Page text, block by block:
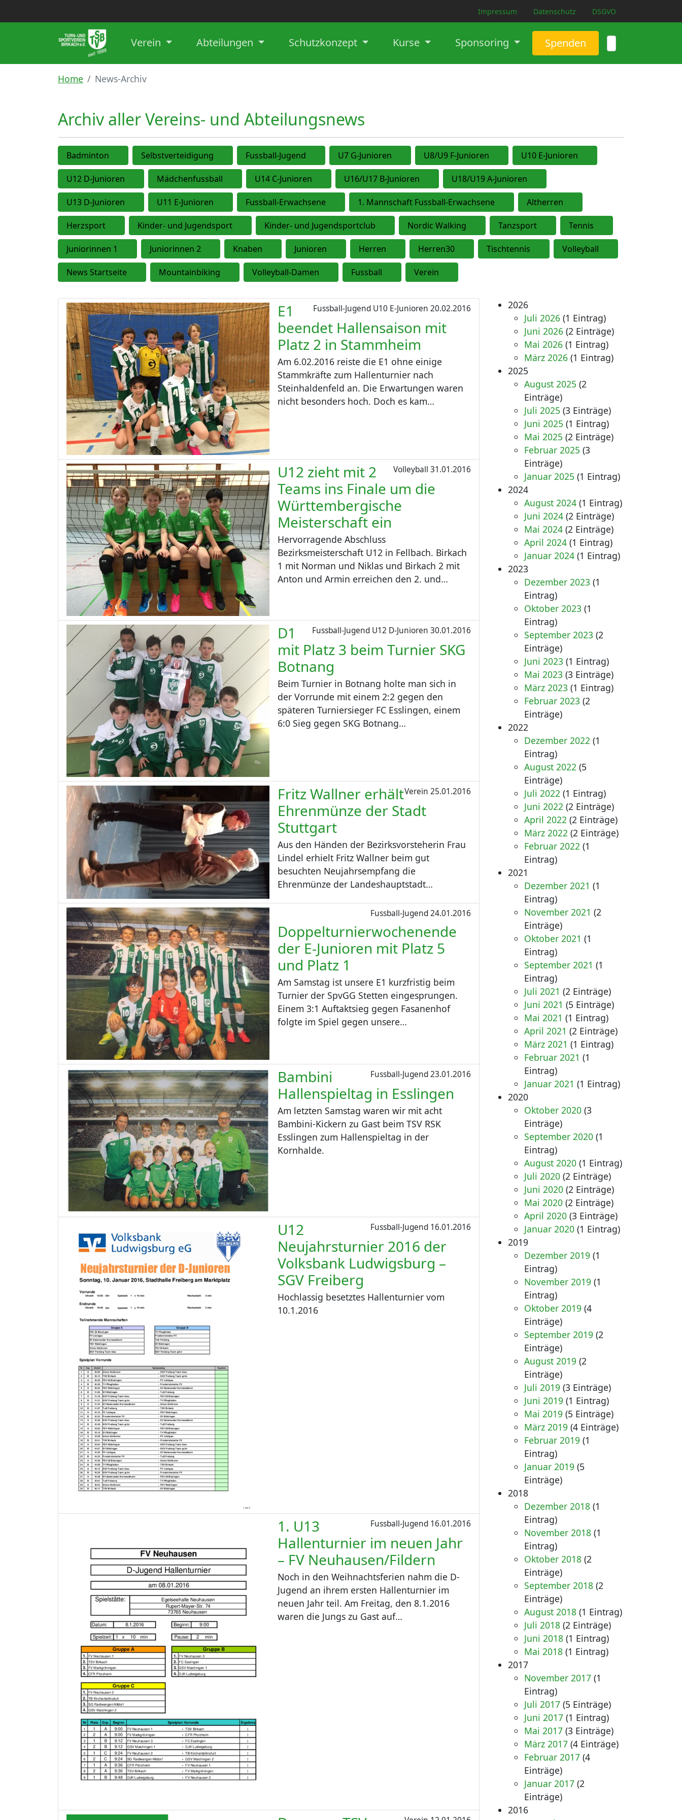
Impressum Datenschutz DSGVO
Verein Abteilungen Schutzkonzept Kurse Sponsoring Spenden
Home News-Archiv
Archiv aller Vereins- und Abteilungsnews
Badminton Selbstverteidigung Fussball-Jugend U7 G-Junioren U8/U9 F-Junioren U10 E-Junioren
U12 D-Junioren Mädchenfussball U14 C-Junioren U16/U17 B-Junioren U18/U19 A-Junioren
U13 D-Junioren U11 E-Junioren Fussball-Erwachsene 1. Mannschaft Fussball-Erwachsene Altherren
Herzsport Kinder- und Jugendsport Kinder- und Jugendsportclub Nordic Walking Tanzsport Tennis
Juniorinnen 1 Juniorinnen 2 Knaben Junioren Herren Herren30 Tischtennis Volleyball
News Startseite Mountainbiking Volleyball-Damen Fussball Verein
Fussball-Jugend U10 E-Junioren 20.02.2016
E1
beendet Hallensaison mit
Platz 2 in Stammheim
Am 6.02.2016 reiste die E1 ohne einige
Stammkräfte zum Hallenturnier nach
Steinhaldenfeld an. Die Erwartungen waren
nicht besonders hoch. Doch es kam…
Volleyball 31.01.2016
U12 zieht mit 2
Teams ins Finale um die
Württembergische
Meisterschaft ein
Hervorragende Abschluss
Bezirksmeisterschaft U12 in Fellbach. Birkach
1 mit Norman und Niklas und Birkach 2 mit
Anton und Armin erreichen den 2. und…
Fussball-Jugend U12 D-Junioren 30.01.2016
D1
mit Platz 3 beim Turnier SKG
Botnang
Beim Turnier in Botnang holte man sich in
der Vorrunde mit einem 2:2 gegen den
späteren Turniersieger FC Esslingen, einem
6:0 Sieg gegen SKG Botnang…
Verein 25.01.2016
Fritz Wallner erhält
Ehrenmünze der Stadt
Stuttgart
Aus den Händen der Bezirksvorsteherin Frau
Lindel erhielt Fritz Wallner beim gut
besuchten Neujahrsempfang die
Ehrenmünze der Landeshauptstadt…
Fussball-Jugend24.01.2016
Doppelturnierwochenende
der E-Junioren mit Platz 5
und Platz 1
Am Samstag ist unsere E1 kurzfristig beim
Turnier der SpvGG Stetten eingesprungen.
Einem 3:1 Auftaktsieg gegen Fasanenhof
folgte im Spiel gegen unsere…
Fussball-Jugend23.01.2016
Bambini
Hallenspieltag in Esslingen
Am letzten Samstag waren wir mit acht
Bambini-Kickern zu Gast beim TSV RSK
Esslingen zum Hallenspieltag in der
Kornhalde.
Fussball-Jugend 16.01.2016
U12
Neujahrsturnier 2016 der
Volksbank Ludwigsburg –
SGV Freiberg
Hochlassig besetztes Hallenturnier vom
10.1.2016
Fussball-Jugend 16.01.2016
1. U13
Hallenturnier im neuen Jahr
– FV Neuhausen/Fildern
Noch in den Weihnachtsferien nahm die D-
Jugend an ihrem ersten Hallenturnier im
neuen Jahr teil. Am Freitag, den 8.1.2016
waren die Jungs zu Gast auf…
2026
Juli 2026 (1 Eintrag)
Juni 2026 (2 Einträge)
Mai 2026 (1 Eintrag)
März 2026 (1 Eintrag)
2025
August 2025 (2
Einträge)
Juli 2025 (3 Einträge)
Juni 2025 (1 Eintrag)
Mai 2025 (2 Einträge)
Februar 2025 (3
Einträge)
Januar 2025 (1 Eintrag)
2024
August 2024 (1 Eintrag)
Juni 2024 (2 Einträge)
Mai 2024 (2 Einträge)
April 2024 (1 Eintrag)
Januar 2024 (1 Eintrag)
2023
Dezember 2023 (1
Eintrag)
Oktober 2023 (1
Eintrag)
September 2023 (2
Einträge)
Juni 2023 (1 Eintrag)
Mai 2023 (3 Einträge)
März 2023 (1 Eintrag)
Februar 2023 (2
Einträge)
2022
Dezember 2022 (1
Eintrag)
August 2022 (5
Einträge)
Juli 2022 (1 Eintrag)
Juni 2022 (2 Einträge)
April 2022 (2 Einträge)
März 2022 (2 Einträge)
Februar 2022 (1
Eintrag)
2021
Dezember 2021 (1
Eintrag)
November 2021 (2
Einträge)
Oktober 2021 (1
Eintrag)
September 2021 (1
Eintrag)
Juli 2021 (2 Einträge)
Juni 2021 (5 Einträge)
Mai 2021 (1 Eintrag)
April 2021 (2 Einträge)
März 2021 (1 Eintrag)
Februar 2021 (1
Eintrag)
Januar 2021 (1 Eintrag)
2020
Oktober 2020 (3
Einträge)
September 2020 (1
Eintrag)
August 2020 (1 Eintrag)
Juli 2020 (2 Einträge)
Juni 2020 (2 Einträge)
Mai 2020 (2 Einträge)
April 2020 (3 Einträge)
Januar 2020 (1 Eintrag)
2019
Dezember 2019 (1
Eintrag)
November 2019 (1
Eintrag)
Oktober 2019 (4
Einträge)
September 2019 (2
Einträge)
August 2019 (2
Einträge)
Juli 2019 (3 Einträge)
Juni 2019 (1 Eintrag)
Mai 2019 (5 Einträge)
März 2019 (4 Einträge)
Februar 2019 (1
Eintrag)
Januar 2019 (5
Einträge)
2018
Dezember 2018 (1
Eintrag)
November 2018 (1
Eintrag)
Oktober 2018 (2
Einträge)
September 2018 (2
Einträge)
August 2018 (1 Eintrag)
Juli 2018 (2 Einträge)
Juni 2018 (1 Eintrag)
Mai 2018 (1 Eintrag)
2017
November 2017 (1
Eintrag)
Juli 2017 (5 Einträge)
Juni 2017 (1 Eintrag)
Mai 2017 (3 Einträge)
März 2017 (4 Einträge)
Februar 2017 (4
Einträge)
Januar 2017 (2
Einträge)
2016